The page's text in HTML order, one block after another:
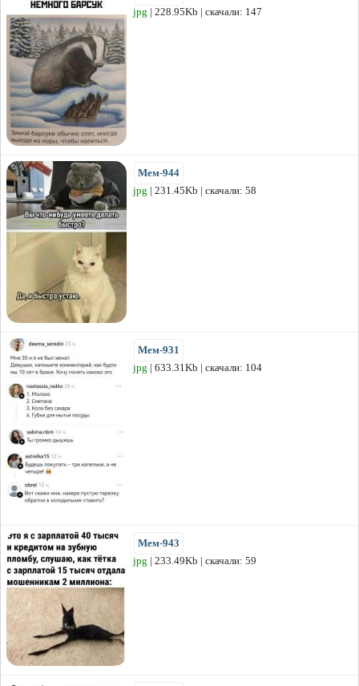
jpg | 228.95Kb | скачали: 147
Мем-944
jpg | 231.45Kb | скачали: 58
Мем-931
jpg | 633.31Kb | скачали: 104
Мем-943
jpg | 233.49Kb | скачали: 59